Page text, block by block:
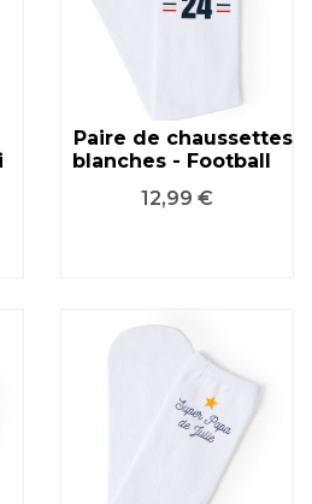
Paire de chaussettes
blanches - Football
Prix
12,99 €